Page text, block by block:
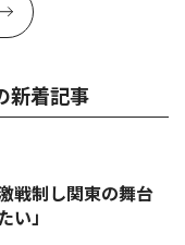
新着記事
戦制し関東の舞台
」